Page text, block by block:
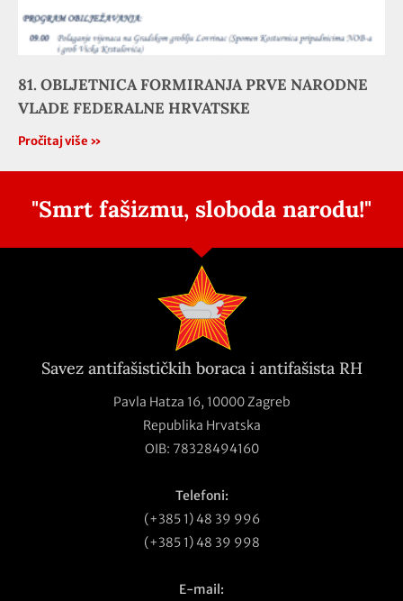
81. OBLJETNICA FORMIRANJA PRVE NARODNE
VLADE FEDERALNE HRVATSKE
Pročitaj više »
"Smrt fašizmu, sloboda narodu!"
Savez antifašističkih boraca i antifašista RH
Pavla Hatza 16, 10000 Zagreb
Republika Hrvatska
OIB: 78328494160
Telefoni:
(+385 1) 48 39 996
(+385 1) 48 39 998
E-mail: